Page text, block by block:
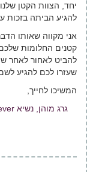
יחד, הצוות הקטן
להגיע הביתה בזכות
אני מקווה שאותו
קטנים החלומות
להביט לאחור לאחר
שעזרו לכם להגיע
המשיכו לחייך,
גרג מוהן, נשיא Forever